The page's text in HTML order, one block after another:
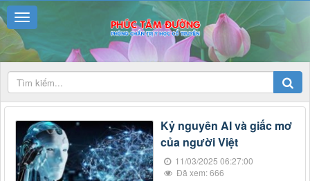
Kỷ nguyên AI và giấc mơ
của người Việt
11/03/2025 06:27:00
Đã xem: 666